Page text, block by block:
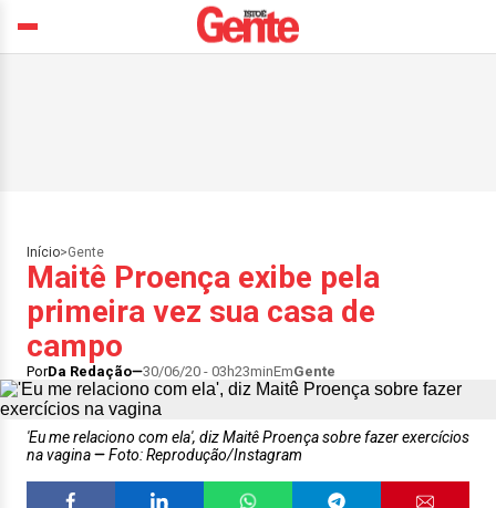
Início>Gente
Maitê Proença exibe pela
primeira vez sua casa de
campo
PorDa Redação 30/06/20 - 03h23minEmGente
'Eu me relaciono com ela', diz Maitê Proença sobre fazer exercícios
na vagina
Foto: Reprodução/Instagram